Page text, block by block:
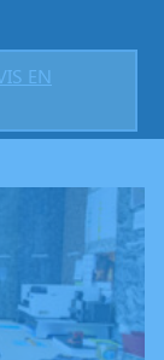
EN